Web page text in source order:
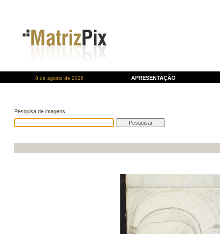
8 de agosto de 2026 APRESENTAÇÃO
Pesquisa de imagens